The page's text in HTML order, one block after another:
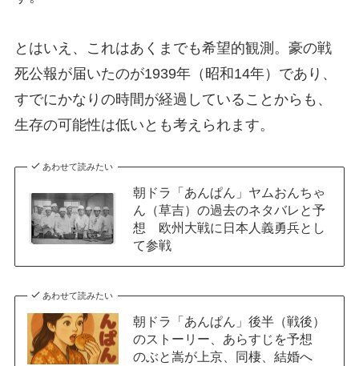
とはいえ、これはあくまでも希望的観測。豪の戦
死公報が届いたのが1939年（昭和14年）であり、
すでにかなりの時間が経過していることからも、
生存の可能性は低いとも考えられます。
あわせて読みたい
朝ドラ「あんぱん」ヤムおんちゃ
ん（草吉）の過去のネタバレと予
想 欧州大戦に日本人義勇兵とし
て参戦
あわせて読みたい
朝ドラ「あんぱん」後半（戦後）
のストーリー、あらすじを予想
のぶと嵩が上京、同棲、結婚へ